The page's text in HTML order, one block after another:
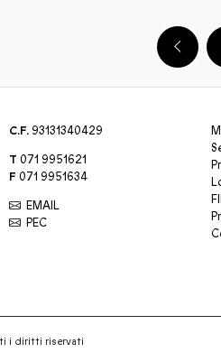
C.F.93131340429
T 071 9951621
F 071 9951634
EMAIL
PEC
i diritti riservati